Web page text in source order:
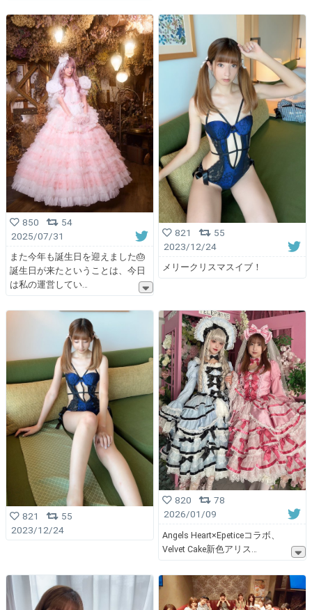
850
54
2025/07/31
また今年も誕生日を迎えました🎂
誕生日が来たということは、今日
は私の運営してい
821
55
2023/12/24
メリークリスマスイブ！
821
55
2023/12/24
820
78
2026/01/09
Angels Heart×Epeticeコラボ、
Velvet Cake新色アリス